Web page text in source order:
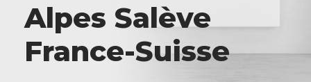
Alpes Salève
France-Suisse